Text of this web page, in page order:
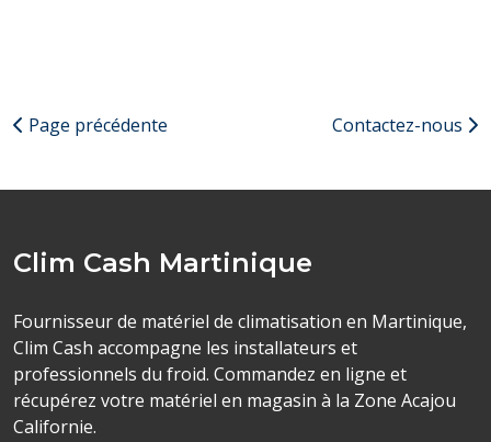
Page précédente Contactez-nous
Clim Cash Martinique
Fournisseur de matériel de climatisation en Martinique,
Clim Cash accompagne les installateurs et
professionnels du froid. Commandez en ligne et
récupérez votre matériel en magasin à la Zone Acajou
Californie.